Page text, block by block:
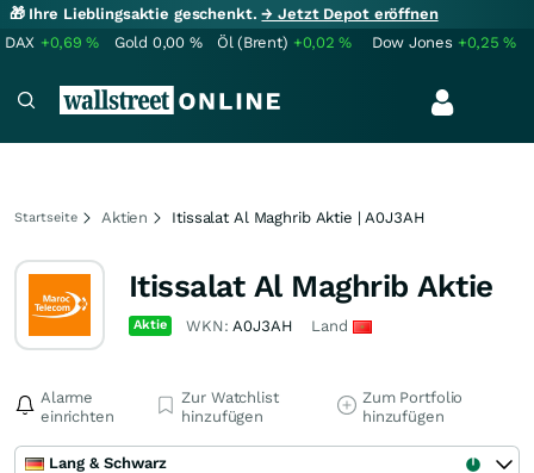
🎁 Ihre Lieblingsaktie geschenkt.→ Jetzt Depot eröffnen
DAX +0,69% Gold 0,00 % Öl (Brent) +0,02% Dow Jones +0,25%
Startseite Aktien Itissalat Al Maghrib Aktie | A0J3AH
Itissalat Al Maghrib Aktie
Aktie WKN:A0J3AH Land
Alarme
einrichten
Zur Watchlist
hinzufügen
Zum Portfolio
hinzufügen
Lang & Schwarz